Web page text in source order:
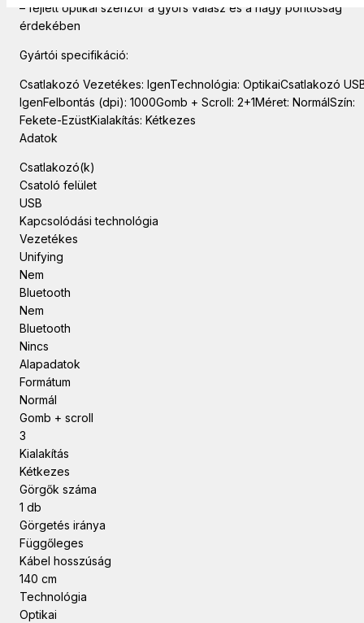
– fejlett optikai szenzor a gyors válasz és a nagy pontosság
érdekében
Gyártói specifikáció:
Csatlakozó Vezetékes: IgenTechnológia: OptikaiCsatlakozó
IgenFelbontás (dpi): 1000Gomb + Scroll: 2+1Méret: NormálSzín:
Fekete-EzüstKialakítás: Kétkezes
Adatok
Csatlakozó(k)
Csatoló felület
USB
Kapcsolódási technológia
Vezetékes
Unifying
Nem
Bluetooth
Nem
Bluetooth
Nincs
Alapadatok
Formátum
Normál
Gomb + scroll
3
Kialakítás
Kétkezes
Görgők száma
1 db
Görgetés iránya
Függőleges
Kábel hosszúság
140 cm
Technológia
Optikai